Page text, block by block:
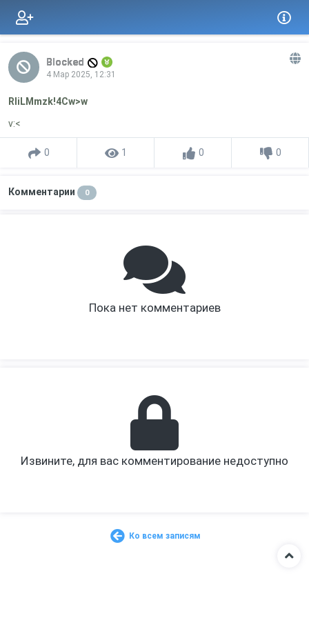
Blocked
4 Мар 2025, 12:31
RIiLMmzk!4Cw>w
v:<
0 1 0 0
Комментарии 0
Пока нет комментариев
Извините, для вас комментирование недоступно
Ко всем записям